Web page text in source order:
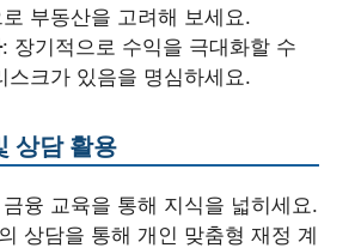
부동산을 고려해 보세요.
: 장기적으로 수익을 극대화할 수
스크가 있음을 명심하세요.
상담 활용
융 교육을 통해 지식을 넓히세요.
상담을 통해 개인 맞춤형 재정 계